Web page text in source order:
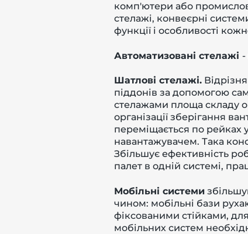
комп'ютери або
стелажі, конвеєрні
функції і особливості
Автоматизовані стелажі -
Шатлові стелажі.
піддонів за допомогою
стелажами площа складу
організації зберігання
переміщається по рейках
навантажувачем. Така
Збільшує ефективність
палет в одній системі,
Мобільні системи
чином: мобільні бази
фіксованими стійками,
мобільних систем